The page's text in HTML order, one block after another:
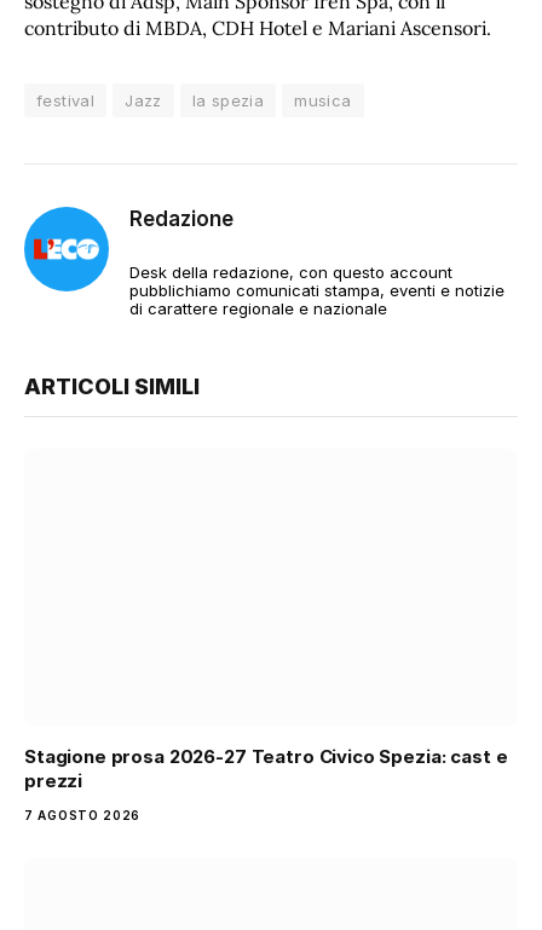
contributo di MBDA, CDH Hotel e Mariani Ascensori.
festival Jazz la spezia musica
Redazione
Desk della redazione, con questo account
pubblichiamo comunicati stampa, eventi e notizie
di carattere regionale e nazionale
ARTICOLI SIMILI
Stagione prosa 2026-27 Teatro Civico Spezia: cast e
prezzi
7 AGOSTO 2026